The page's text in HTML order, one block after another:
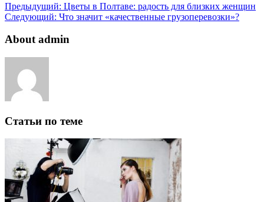
Предыдущий: Цветы в Полтаве: радость для близких женщин
Следующий: Что значит «качественные грузоперевозки»?
About admin
Статьи по теме